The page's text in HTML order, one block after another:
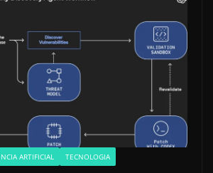
ARTIFICIAL TECNOLOGIA